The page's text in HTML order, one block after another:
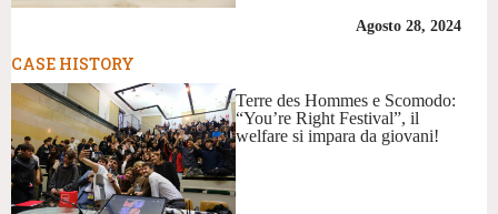
Agosto 28, 2024
CASE HISTORY
Terre des Hommes e Scomodo:
“You’re Right Festival”, il
welfare si impara da giovani!